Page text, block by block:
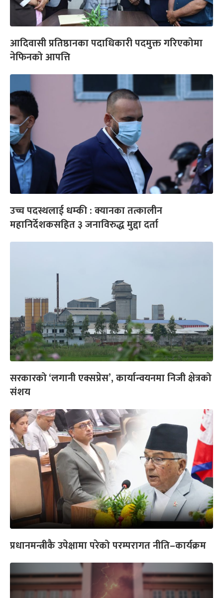
आदिवासी प्रतिष्ठानका पदाधिकारी पदमुक्त गरिएकोमा
नेफिनको आपत्ति
उच्च पदस्थलाई धम्की : क्यानका तत्कालीन
महानिर्देशकसहित ३ जनाविरुद्ध मुद्दा दर्ता
सरकारको ‘लगानी एक्सप्रेस’, कार्यान्वयनमा निजी क्षेत्रको
संशय
प्रधानमन्त्रीकै उपेक्षामा परेको परम्परागत नीति–कार्यक्रम